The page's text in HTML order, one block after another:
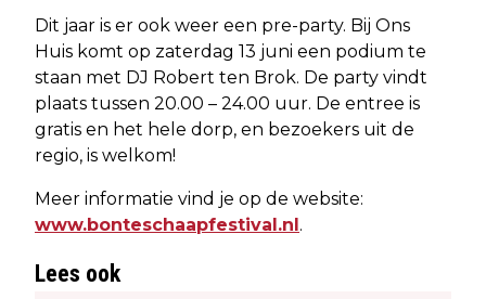
Dit jaar is er ook weer een pre-party. Bij Ons
Huis komt op zaterdag 13 juni een podium te
staan met DJ Robert ten Brok. De party vindt
plaats tussen 20.00 – 24.00 uur. De entree is
gratis en het hele dorp, en bezoekers uit de
regio, is welkom!
Meer informatie vind je op de website:
www.bonteschaapfestival.nl.
Lees ook